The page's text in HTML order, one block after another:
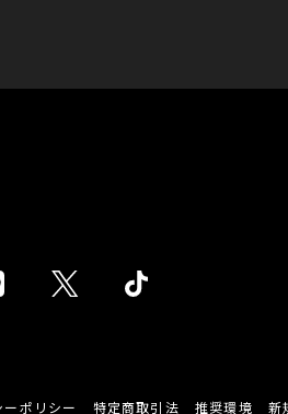
ポリシー 特定商取引法 推奨環境 新